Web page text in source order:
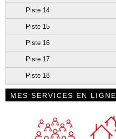
Piste 14
Piste 15
Piste 16
Piste 17
Piste 18
MES SERVICES EN LIGNE